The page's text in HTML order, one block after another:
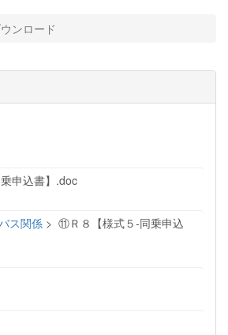
ンロード
申込書】.doc
ス関係 > ⑪Ｒ８【様式５‐同乗申込